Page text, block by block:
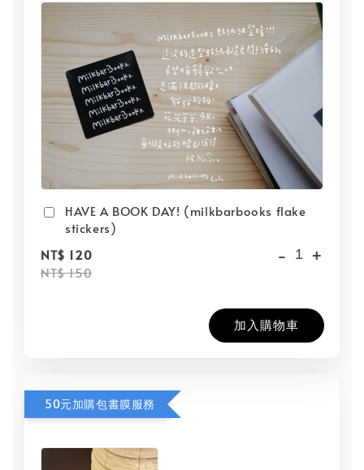
HAVE A BOOK DAY! (milkbarbooks flake
stickers)
NT$ 120
NT$ 150
- +
加入購物車
50元加購包書膜服務